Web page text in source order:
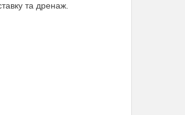
та дренаж.